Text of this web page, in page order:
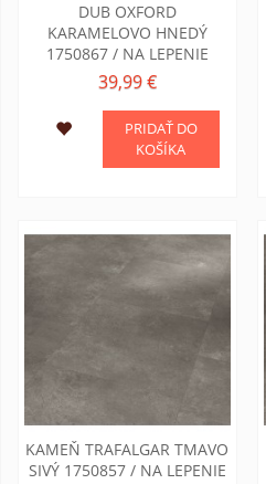
DUB OXFORD
KARAMELOVO HNEDÝ
1750867 / NA LEPENIE
39,99 €
PRIDAŤ DO
KOŠÍKA
KAMEŇ TRAFALGAR TMAVO
SIVÝ 1750857 / NA LEPENIE